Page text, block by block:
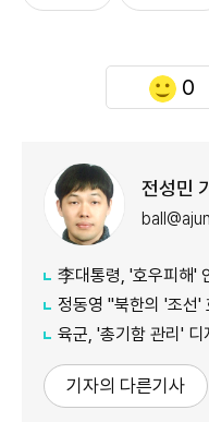
0
전성민
李대통령, '호우피해' 안
정동영 "북한의 '조선' 호
육군, '총기함 관리'
기자의 다른기사